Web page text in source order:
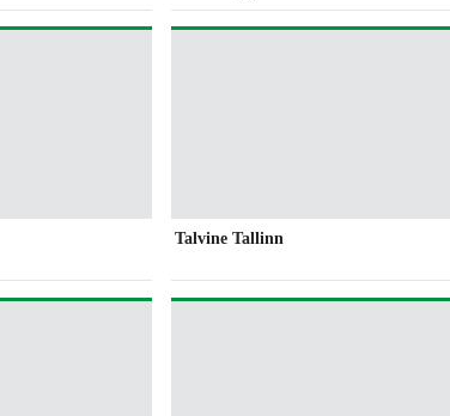
Talvine Tallinn